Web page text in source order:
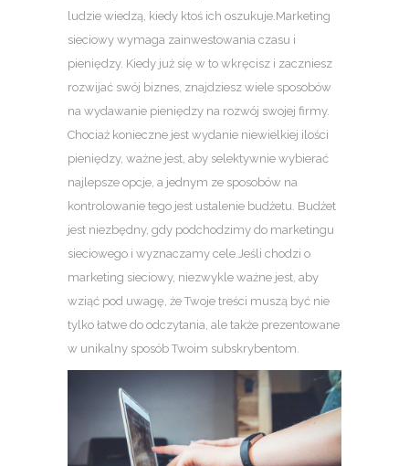
ludzie wiedzą, kiedy ktoś ich oszukuje.Marketing
sieciowy wymaga zainwestowania czasu i
pieniędzy. Kiedy już się w to wkręcisz i zaczniesz
rozwijać swój biznes, znajdziesz wiele sposobów
na wydawanie pieniędzy na rozwój swojej firmy.
Chociaż konieczne jest wydanie niewielkiej ilości
pieniędzy, ważne jest, aby selektywnie wybierać
najlepsze opcje, a jednym ze sposobów na
kontrolowanie tego jest ustalenie budżetu. Budżet
jest niezbędny, gdy podchodzimy do marketingu
sieciowego i wyznaczamy cele.Jeśli chodzi o
marketing sieciowy, niezwykle ważne jest, aby
wziąć pod uwagę, że Twoje treści muszą być nie
tylko łatwe do odczytania, ale także prezentowane
w unikalny sposób Twoim subskrybentom.